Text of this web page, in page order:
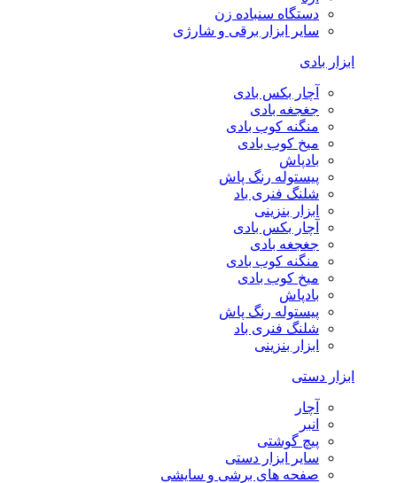
دستگاه سنباده زن
سایر ابزار برقی و شارژی
ابزار بادی
آچار بکس بادی
جغجغه بادی
منگنه کوب بادی
میخ کوب بادی
بادپاش
پیستوله رنگ پاش
شلنگ فنری باد
ابزار بنزینی
آچار بکس بادی
جغجغه بادی
منگنه کوب بادی
میخ کوب بادی
بادپاش
پیستوله رنگ پاش
شلنگ فنری باد
ابزار بنزینی
ابزار دستی
آچار
انبر
پیچ گوشتی
سایر ابزار دستی
صفحه های برشی و سایشی